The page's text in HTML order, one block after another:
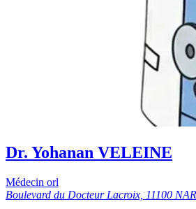
Dr. Yohanan VELEINE
Médecin orl
Boulevard du Docteur Lacroix, 11100